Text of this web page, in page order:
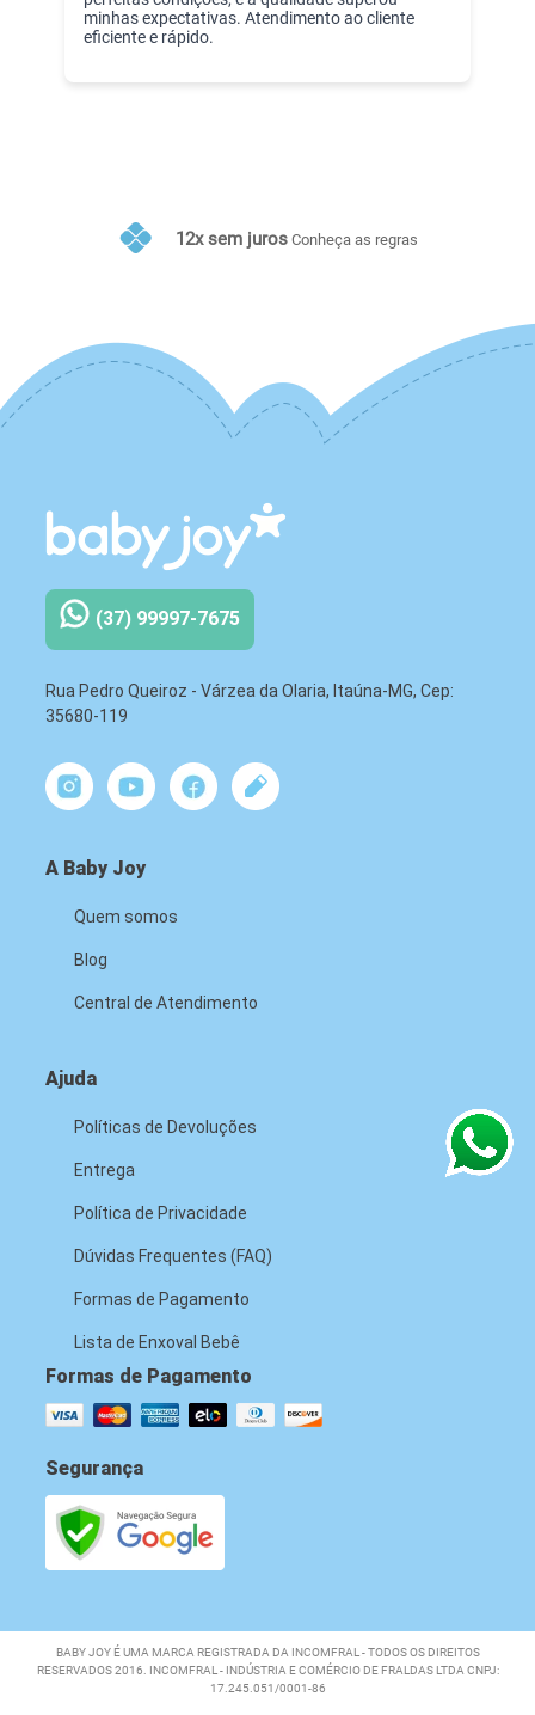
minhas expectativas. Atendimento ao cliente
eficiente e rápido.
10% de desconto no PIX
(37) 99997-7675
Rua Pedro Queiroz - Várzea da Olaria, Itaúna-MG, Cep:
35680-119
A Baby Joy
Quem somos
Blog
Central de Atendimento
Ajuda
Políticas de Devoluções
Entrega
Política de Privacidade
Dúvidas Frequentes (FAQ)
Formas de Pagamento
Lista de Enxoval Bebê
Formas de Pagamento
Segurança
BABY JOY É UMA MARCA REGISTRADA DA INCOMFRAL - TODOS OS DIREITOS
RESERVADOS 2016. INCOMFRAL - INDÚSTRIA E COMÉRCIO DE FRALDAS LTDA CNPJ:
17.245.051/0001-86